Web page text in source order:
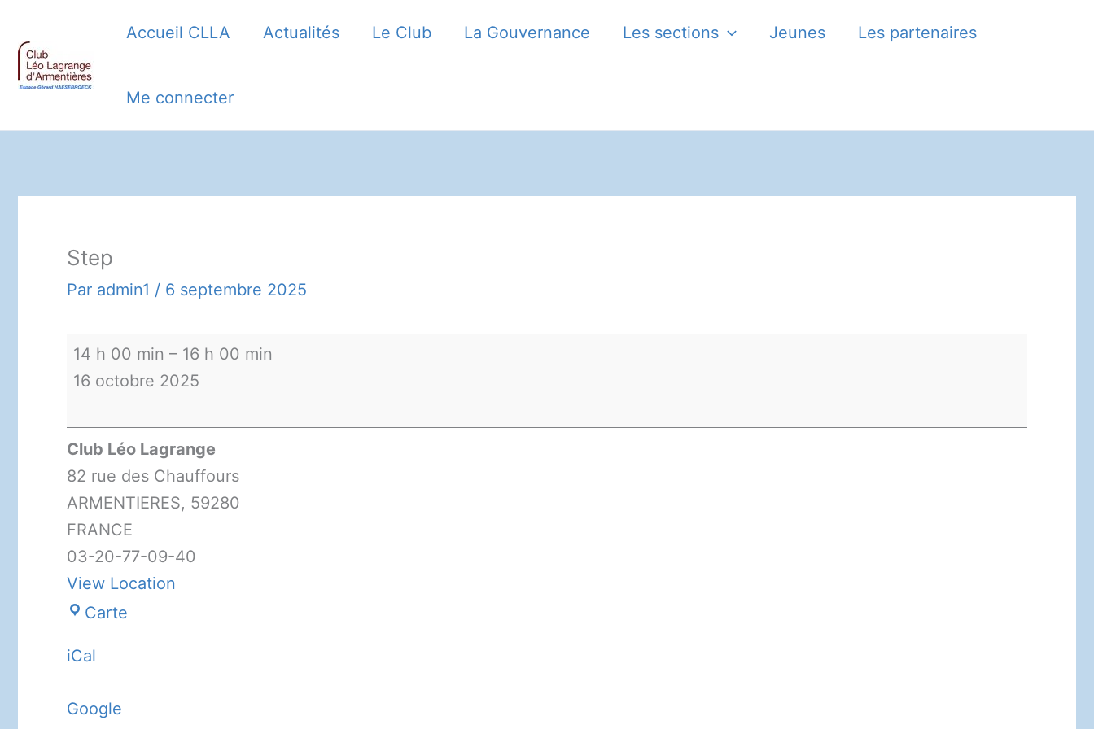
contenu
Accueil CLLA Actualités Le Club La Gouvernance Les sections Jeunes Les partenaires
Me connecter
Step
Par admin1 / 6 septembre 2025
Step
14 h 00 min – 16 h 00 min
16 octobre 2025
Club Léo Lagrange
82 rue des Chauffours
ARMENTIERES, 59280
FRANCE
03-20-77-09-40
View Location
Carte
iCal
Google